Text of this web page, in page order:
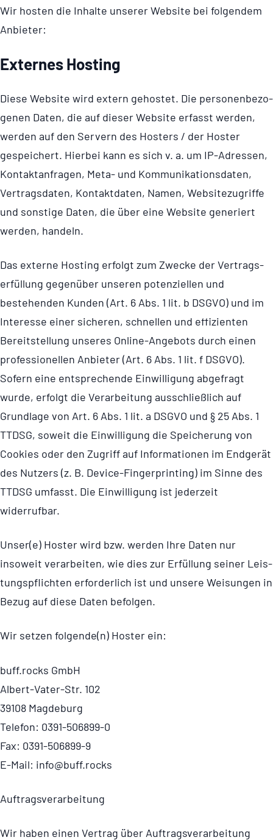
Wir hosten die Inhalte unserer Website bei folgendem
Anbieter:
Externes Hosting
Diese Website wird extern gehostet. Die perso­nen­be­zo­
genen Daten, die auf dieser Website erfasst werden,
werden auf den Servern des Hosters / der Hoster
gespeichert. Hierbei kann es sich v. a. um IP-Adressen,
Kontakt­an­fragen, Meta- und Kommu­ni­ka­ti­ons­daten,
Vertragsdaten, Kontaktdaten, Namen, Website­zu­griffe
und sonstige Daten, die über eine Website generiert
werden, handeln.
Das externe Hosting erfolgt zum Zwecke der Vertrags­
er­fül­lung gegenüber unseren potenziellen und
bestehenden Kunden (Art. 6 Abs. 1 lit. b DSGVO) und im
Interesse einer sicheren, schnellen und effizienten
Bereitstellung unseres Online-Angebots durch einen
profes­si­o­nellen Anbieter (Art. 6 Abs. 1 lit. f DSGVO).
Sofern eine entsprechende Einwilligung abgefragt
wurde, erfolgt die Verarbeitung ausschließlich auf
Grundlage von Art. 6 Abs. 1 lit. a DSGVO und § 25 Abs. 1
TTDSG, soweit die Einwilligung die Speicherung von
Cookies oder den Zugriff auf Informationen im Endgerät
des Nutzers (z. B. Device-Fingerprinting) im Sinne des
TTDSG umfasst. Die Einwilligung ist jederzeit
widerrufbar.
Unser(e) Hoster wird bzw. werden Ihre Daten nur
insoweit verarbeiten, wie dies zur Erfüllung seiner Leis­
tungs­pflichten erforderlich ist und unsere Weisungen in
Bezug auf diese Daten befolgen.
Wir setzen folgende(n) Hoster ein:
buff.rocks GmbH
Albert-Vater-Str. 102
39108 Magdeburg
Telefon: 0391-506899-0
Fax: 0391-506899-9
E-Mail: info@buff.rocks
Auftrags­ver­ar­bei­tung
Wir haben einen Vertrag über Auftrags­ver­ar­bei­tung